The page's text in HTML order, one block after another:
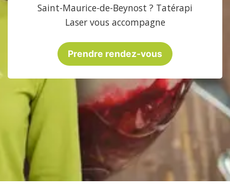
Saint-Maurice-de-Beynost ? Tatérapi
Laser vous accompagne
Prendre rendez-vous